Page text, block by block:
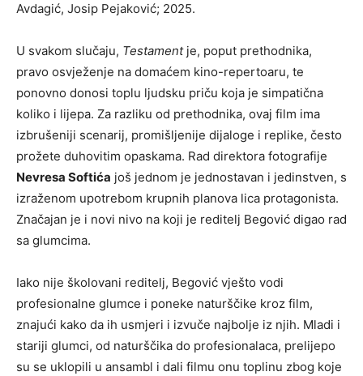
Avdagić, Josip Pejaković; 2025.
U svakom slučaju, Testamentje, poput prethodnika,
pravo osvježenje na domaćem kino-repertoaru, te
ponovno donosi toplu ljudsku priču koja je simpatična
koliko i lijepa. Za razliku od prethodnika, ovaj film ima
izbrušeniji scenarij, promišljenije dijaloge i replike, često
prožete duhovitim opaskama. Rad direktora fotografije
Nevresa Softića još jednom je jednostavan i jedinstven, s
izraženom upotrebom krupnih planova lica protagonista.
Značajan je i novi nivo na koji je reditelj Begović digao rad
sa glumcima.
Iako nije školovani reditelj, Begović vješto vodi
profesionalne glumce i poneke naturščike kroz film,
znajući kako da ih usmjeri i izvuče najbolje iz njih. Mladi i
stariji glumci, od naturščika do profesionalaca, prelijepo
su se uklopili u ansambl i dali filmu onu toplinu zbog koje